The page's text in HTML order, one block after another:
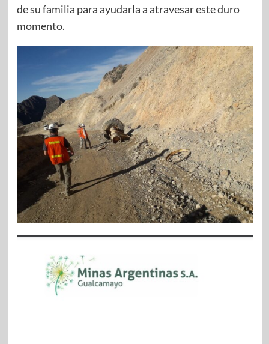
de su familia para ayudarla a atravesar este duro
momento.